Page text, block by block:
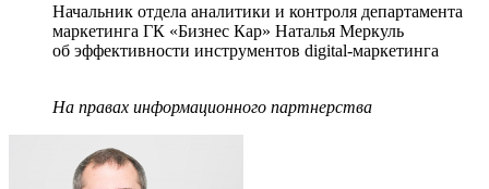
Начальник отдела аналитики и контроля департамента
маркетинга ГК «Бизнес Кар» Наталья Меркуль
об эффективности инструментов digital-маркетинга
На правах информационного партнерства